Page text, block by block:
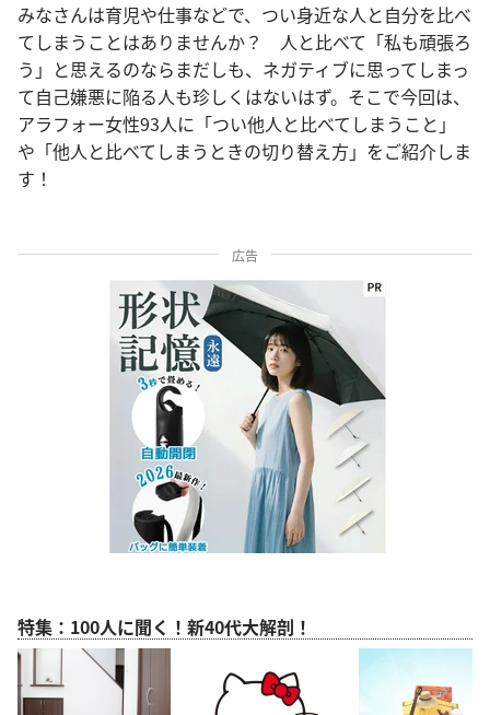
みなさんは育児や仕事などで、つい身近な人と自分を比べ
てしまうことはありませんか？ 人と比べて「私も頑張ろ
う」と思えるのならまだしも、ネガティブに思ってしまっ
て自己嫌悪に陥る人も珍しくはないはず。そこで今回は、
アラフォー女性93人に「つい他人と比べてしまうこと」
や「他人と比べてしまうときの切り替え方」をご紹介しま
す！
広告
特集：100人に聞く！新40代大解剖！